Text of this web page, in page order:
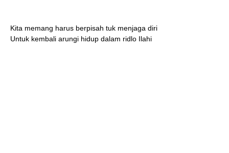
Kita memang harus berpisah tuk menjaga diri
Untuk kembali arungi hidup dalam ridlo Ilahi